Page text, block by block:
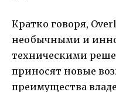
Кратко говоря,
необычными и
техническими
приносят новые
преимущества